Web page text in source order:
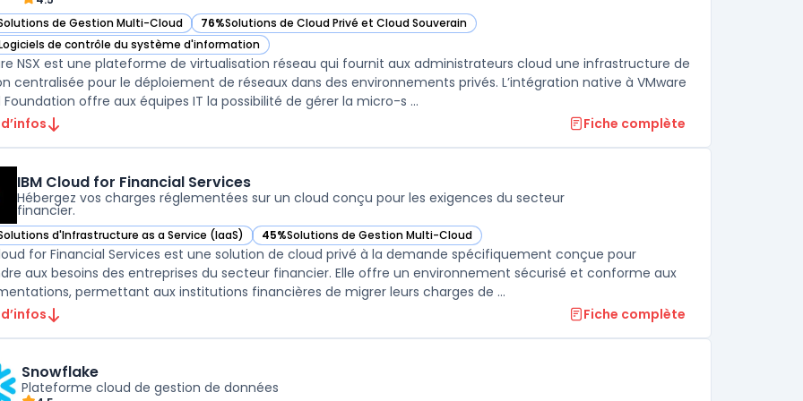
de Gestion Multi-Cloud
VMware NSX dans cette catégorie 76%Solutions de Cloud Privé et Cloud Souverain
— voir VMware NSX dans cette catégorie
de contrôle du système d'information
VMware NSX dans cette catégorie
NSX est une plateforme de virtualisation réseau qui fournit aux administrateurs cloud une infrastructure de
centralisée pour le déploiement de réseaux dans des environnements privés. L’intégration native à VMware
Foundation offre aux équipes IT la possibilité de gérer la micro-s ...
Fiche complète
IBM Cloud for Financial Services
Hébergez vos charges réglementées sur un cloud conçu pour les exigences du secteur
financier.
d'Infrastructure as a Service (IaaS)
IBM Cloud for Financial Services dans cette catégorie
45%Solutions de Gestion Multi-Cloud
— voir IBM Cloud for Financial Services dans cette catégorie
for Financial Services est une solution de cloud privé à la demande spécifiquement conçue pour
aux besoins des entreprises du secteur financier. Elle offre un environnement sécurisé et conforme aux
permettant aux institutions financières de migrer leurs charges de ...
Fiche complète
Snowflake
Plateforme cloud de gestion de données